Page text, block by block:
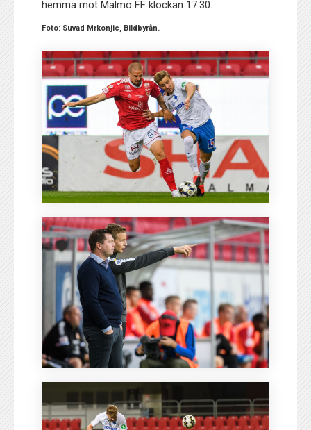
hemma mot Malmö FF klockan 17.30.
Foto: Suvad Mrkonjic, Bildbyrån.